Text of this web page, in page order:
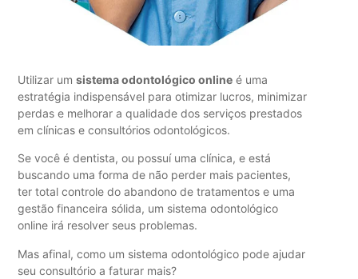
Utilizar umsistema odontológico online é uma
estratégia indispensável para otimizar lucros, minimizar
perdas e melhorar a qualidade dos serviços prestados
em clínicas e consultórios odontológicos.
Se você é dentista, ou possuí uma clínica, e está
buscando uma forma de não perder mais pacientes,
ter total controle do abandono de tratamentos e uma
gestão financeira sólida, um sistema odontológico
online irá resolver seus problemas.
Mas afinal, como um sistema odontológico pode ajudar
seu consultório a faturar mais?